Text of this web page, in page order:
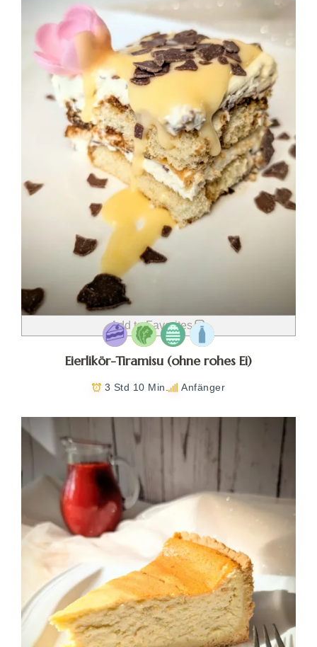
Add to Favorites
Eierlikör-Tiramisu (ohne rohes Ei)
3 Std 10 Min. Anfänger